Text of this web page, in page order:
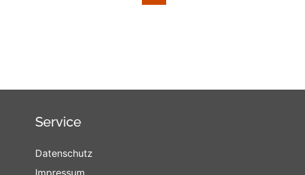
Service
Datenschutz
Impressum